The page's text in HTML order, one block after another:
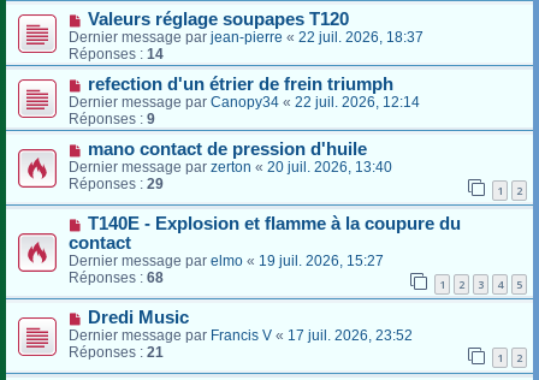
Valeurs réglage soupapes T120
Dernier message par jean-pierre « 22 juil. 2026, 18:37
Réponses : 14
refection d'un étrier de frein triumph
Dernier message par Canopy34 « 22 juil. 2026, 12:14
Réponses : 9
mano contact de pression d'huile
Dernier message par zerton « 20 juil. 2026, 13:40
Réponses : 29 1 2
T140E - Explosion et flamme à la coupure du
contact
Dernier message par elmo « 19 juil. 2026, 15:27
Réponses : 68 1 2 3 4 5
Dredi Music
Dernier message par Francis V « 17 juil. 2026, 23:52
Réponses : 21 1 2